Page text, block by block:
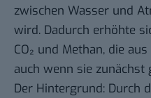
zwischen Wasser und
wird. Dadurch erhöhte
CO₂ und Methan, die
auch wenn sie zunächst
Der Hintergrund: Durch